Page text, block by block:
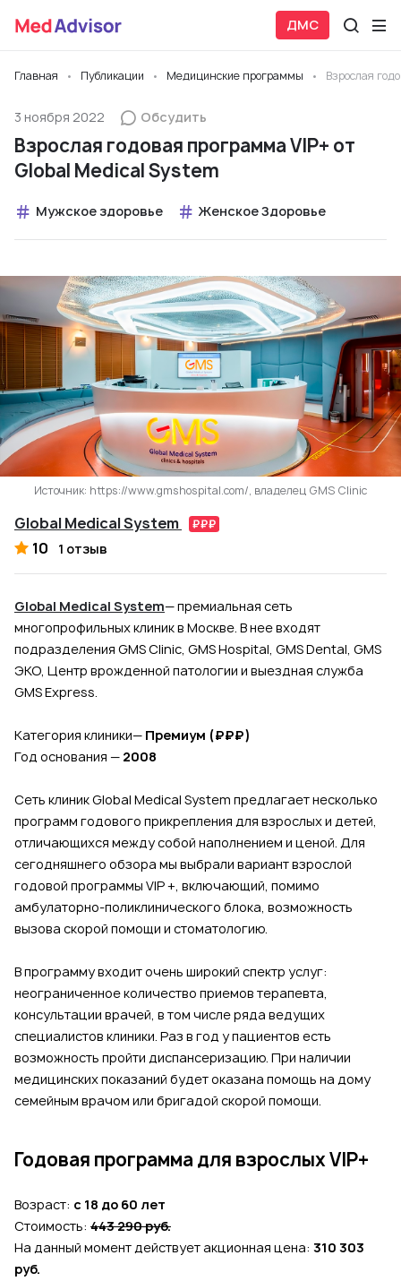
ДМС
Главная Публикации Медицинские программы Взрослая
3 ноября 2022 Обсудить
Взрослая годовая программа VIP+ от
Global Medical System
Мужское здоровье Женское Здоровье
Источник: https://www.gmshospital.com/, владелец GMS Clinic
Global Medical System
10
1 отзыв
Global Medical System— премиальная сеть
многопрофильных клиник в Москве. В нее входят
подразделения GMS Clinic, GMS Hospital, GMS Dental, GMS
ЭКО, Центр врожденной патологии и выездная служба
GMS Express.
Категория клиники— Премиум (₽₽₽)
Год основания — 2008
Сеть клиник Global Medical System предлагает несколько
программ годового прикрепления для взрослых и детей,
отличающихся между собой наполнением и ценой. Для
сегодняшнего обзора мы выбрали вариант взрослой
годовой программы VIP +, включающий, помимо
амбулаторно-поликлинического блока, возможность
вызова скорой помощи и стоматологию.
В программу входит очень широкий спектр услуг:
неограниченное количество приемов терапевта,
консультации врачей, в том числе ряда ведущих
специалистов клиники. Раз в год у пациентов есть
возможность пройти диспансеризацию. При наличии
медицинских показаний будет оказана помощь на дому
семейным врачом или бригадой скорой помощи.
Годовая программа для взрослых VIP+
Возраст: с 18 до 60 лет
Стоимость: 443 290 руб.
На данный момент действует акционная цена: 310 303
руб.